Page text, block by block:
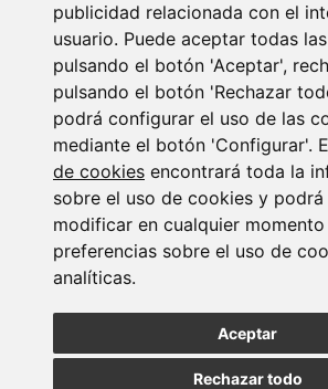
publicidad relacionada con el
usuario. Puede aceptar todas
pulsando el botón 'Aceptar',
pulsando el botón 'Rechazar
podrá configurar el uso de las
mediante el botón 'Configurar'.
de cookies encontrará toda la
sobre el uso de cookies y
modificar en cualquier momento
preferencias sobre el uso de
analíticas.
Aceptar
Rechazar todo
Suscribirse a la
newsletter
Entérate de nuestras últimas